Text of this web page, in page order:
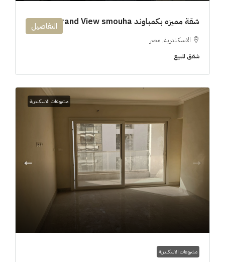
شقة مميزه بكمباوند 194m Grand View smouha
الاسكندرية, مصر
شقق للبيع
التفاصيل
مشروعات الاسكندرية
مشروعات الاسكندرية